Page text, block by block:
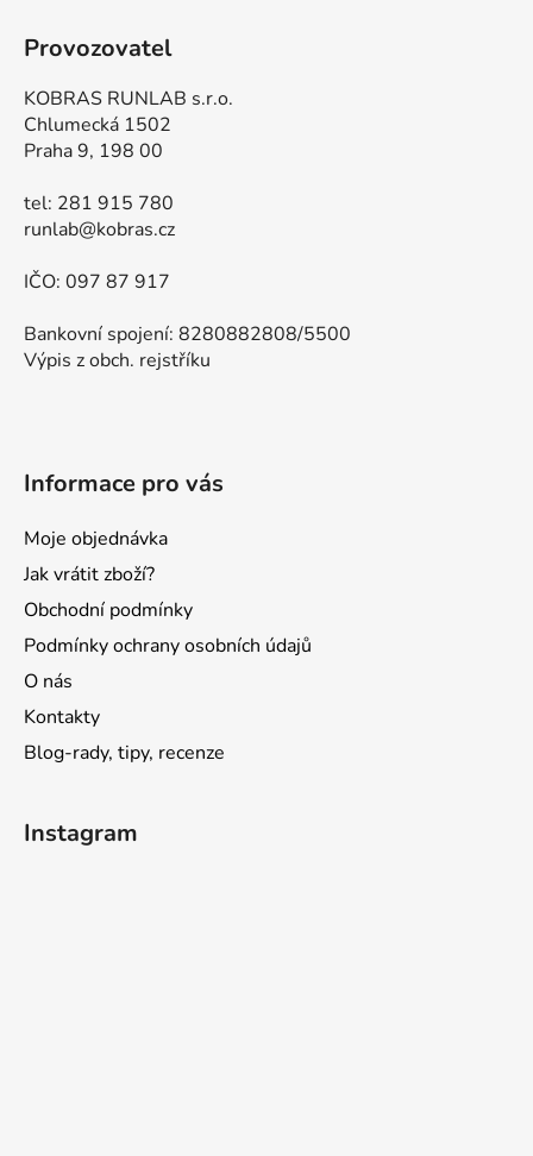
Provozovatel
KOBRAS RUNLAB s.r.o.
Chlumecká 1502
Praha 9, 198 00
tel: 281 915 780
runlab@kobras.cz
IČO: 097 87 917
Bankovní spojení: 8280882808/5500
Výpis z obch. rejstříku
Informace pro vás
Moje objednávka
Jak vrátit zboží?
Obchodní podmínky
Podmínky ochrany osobních údajů
O nás
Kontakty
Blog-rady, tipy, recenze
Instagram